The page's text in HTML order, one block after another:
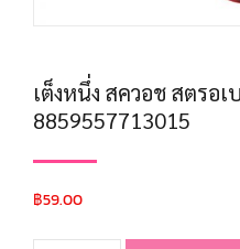
เต็งหนึ่ง สควอช สตรอ
8859557713015
฿59.00